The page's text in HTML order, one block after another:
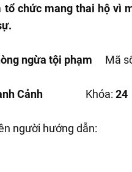
tổ chức mang thai hộ vì
ngừa tội phạm Mã
Cảnh Khóa: 24
người hướng dẫn: